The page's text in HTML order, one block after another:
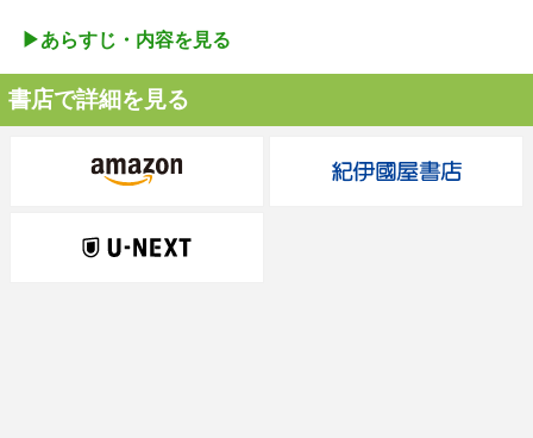
▶︎あらすじ・内容を見る
書店で詳細を見る